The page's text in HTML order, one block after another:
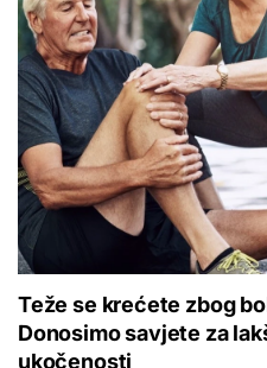
Teže se krećete zbog
Donosimo savjete za
ukočenosti